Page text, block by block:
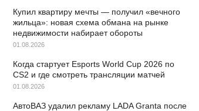
Купил квартиру мечты — получил «вечного
жильца»: новая схема обмана на рынке
недвижимости набирает обороты
01.08.2026
Когда стартует Esports World Cup 2026 по
CS2 и где смотреть трансляции матчей
01.08.2026
АвтоВАЗ удалил рекламу LADA Granta после